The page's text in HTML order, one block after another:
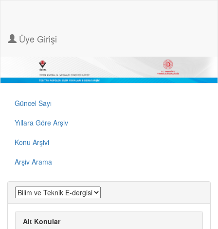
Üye Girişi
Güncel Sayı
Yıllara Göre Arşiv
Konu Arşivi
Arşiv Arama
Alt Konular